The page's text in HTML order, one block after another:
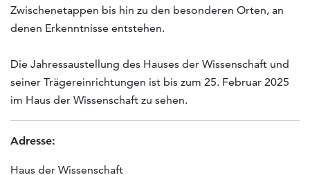
Zwischenetappen bis hin zu den besonderen Orten, an
denen Erkenntnisse entstehen.
Die Jahressaustellung des Hauses der Wissenschaft und
seiner Trägereinrichtungen ist bis zum 25. Februar 2025
im Haus der Wissenschaft zu sehen.
Adresse:
Haus der Wissenschaft